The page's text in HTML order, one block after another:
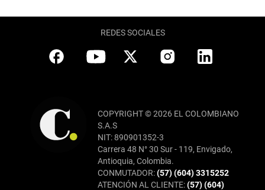
REDES SOCIALES
COPYRIGHT © 2026 EL COLOMBIANO
S.A.S
NIT: 890901352-3
Carrera 48 N° 30 Sur - 119, Envigado,
Antioquia, Colombia.
CONMUTADOR:(57) (604) 3315252
ATENCIÓN AL CLIENTE:(57) (604)